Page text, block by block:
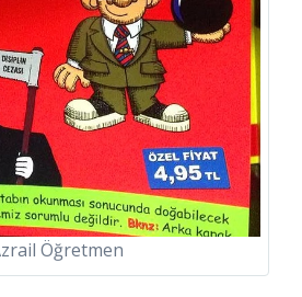
Öğretmen